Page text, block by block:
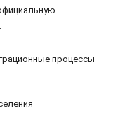
процессы